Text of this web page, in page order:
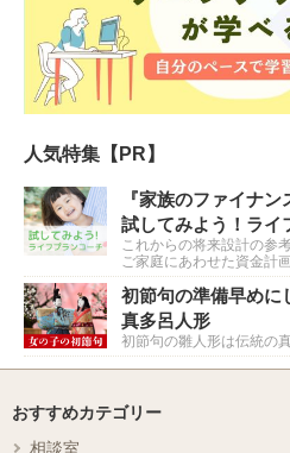
人気特集【PR】
『家族のファイナ
試してみよう！ライ
これからの将来設計の参
ご家庭にあわせた資金計
初節句の準備早め
真多呂人形
初節句の雛人形は伝統の
おすすめカテゴリー
相談室